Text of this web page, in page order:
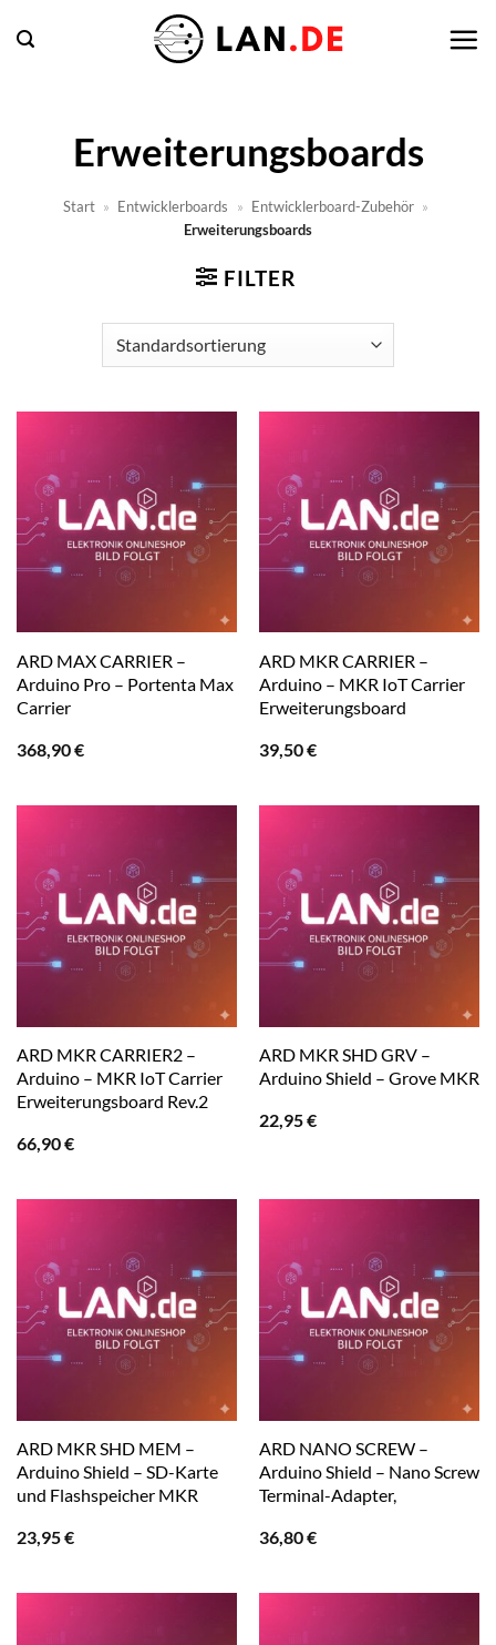
Inhalt
Erweiterungsboards
Start » Entwicklerboards » Entwicklerboard-Zubehör »
Erweiterungsboards
FILTER
ARD MAX CARRIER –
Arduino Pro – Portenta Max
Carrier
368,90€
ARD MKR CARRIER –
Arduino – MKR IoT Carrier
Erweiterungsboard
39,50€
ARD MKR CARRIER2 –
Arduino – MKR IoT Carrier
Erweiterungsboard Rev.2
66,90€
ARD MKR SHD GRV –
Arduino Shield – Grove MKR
22,95€
ARD MKR SHD MEM –
Arduino Shield – SD-Karte
und Flashspeicher MKR
23,95€
ARD NANO SCREW –
Arduino Shield – Nano Screw
Terminal-Adapter,
36,80€